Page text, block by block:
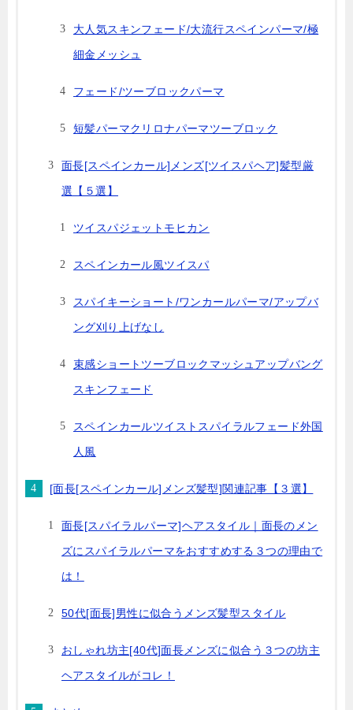
大人気スキンフェード/大流行スペインパーマ/極
細金メッシュ
フェード/ツーブロックパーマ
短髪パーマクリロナパーマツーブロック
面長[スペインカール]メンズ[ツイスパヘア]髪型厳
選【５選】
ツイスパジェットモヒカン
スペインカール風ツイスパ
スパイキーショート/ワンカールパーマ/アップバ
ング刈り上げなし
束感ショートツーブロックマッシュアップバング
スキンフェード
スペインカールツイストスパイラルフェード外国
人風
[面長[スペインカール]メンズ髪型]関連記事【３選】
面長[スパイラルパーマ]ヘアスタイル｜面長のメン
ズにスパイラルパーマをおすすめする３つの理由で
は！
50代[面長]男性に似合うメンズ髪型スタイル
おしゃれ坊主[40代]面長メンズに似合う３つの坊主
ヘアスタイルがコレ！